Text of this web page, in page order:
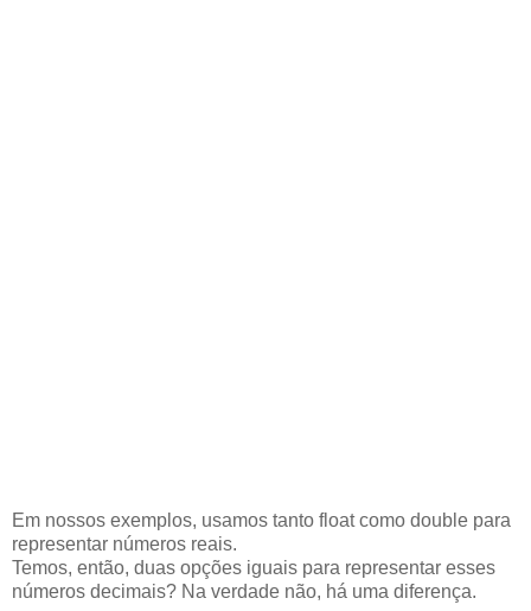
Em nossos exemplos, usamos tanto float como double para
representar números reais.
Temos, então, duas opções iguais para representar esses
números decimais? Na verdade não, há uma diferença.